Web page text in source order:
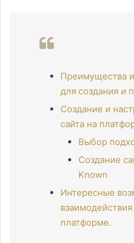
Преимущества
для создания и
Создание и
сайта на
Выбор
Создание
Known
Интересные
платформе.